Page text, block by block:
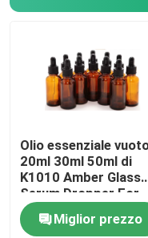
Olio essenziale
20ml 30ml 50ml di
K1010 Amber Glass
Serum Dropper For
Miglior prezzo